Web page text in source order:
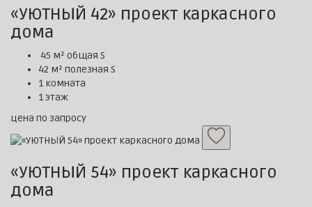
«УЮТНЫЙ 42» проект каркасного
дома
45 м² общая S
42 м² полезная S
1 комната
1 этаж
цена по запросу
«УЮТНЫЙ 54» проект каркасного
дома